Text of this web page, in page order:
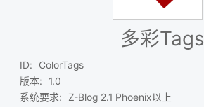
多彩Tags
ID:
ColorTags
版本:
1.0
系统要求:
Z-Blog 2.1 Phoenix以上